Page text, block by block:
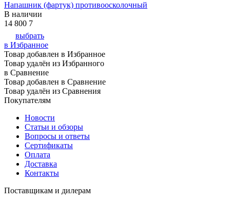
Напашник (фартук) противоосколочный
В наличии
14 800 7
выбрать
в Избранное
Товар добавлен в Избранное
Товар удалён из Избранного
в Сравнение
Товар добавлен в Сравнение
Товар удалён из Сравнения
Покупателям
Новости
Статьи и обзоры
Вопросы и ответы
Сертификаты
Оплата
Доставка
Контакты
Поставщикам и дилерам